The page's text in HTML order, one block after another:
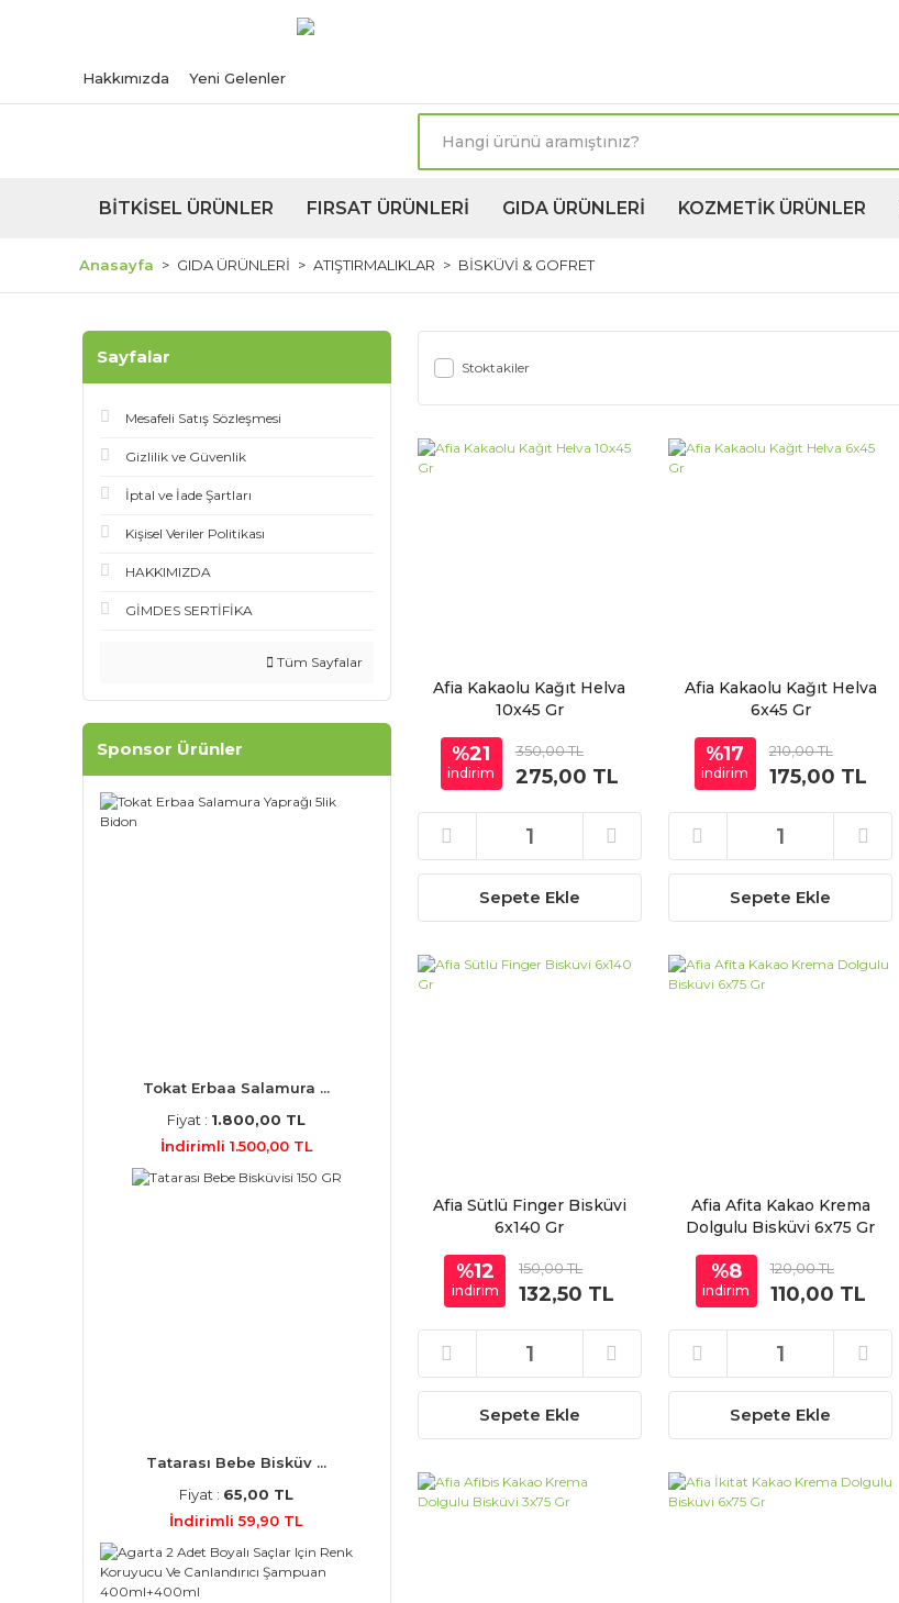
Hakkımızda Yeni Gelenler
BİTKİSEL ÜRÜNLER FIRSAT ÜRÜNLERİ GIDA ÜRÜNLERİ KOZMETİK ÜRÜNLER
Anasayfa GIDA ÜRÜNLERİ ATIŞTIRMALIKLAR BİSKÜVİ & GOFRET
Sayfalar
Mesafeli Satış Sözleşmesi
Gizlilik ve Güvenlik
İptal ve İade Şartları
Kişisel Veriler Politikası
HAKKIMIZDA
GİMDES SERTİFİKA
Tüm Sayfalar
Sponsor Ürünler
Tokat Erbaa Salamura ...
Fiyat : 1.800,00 TL
İndirimli 1.500,00 TL
Tatarası Bebe Bisküv ...
Fiyat : 65,00 TL
İndirimli 59,90 TL
Stoktakiler
Afia Kakaolu Kağıt Helva
10x45 Gr
%21
indirim
350,00 TL
275,00 TL
Sepete Ekle
Afia Kakaolu Kağıt Helva
6x45 Gr
%17
indirim
210,00 TL
175,00 TL
Sepete Ekle
Afia Sütlü Finger Bisküvi
6x140 Gr
%12
indirim
150,00 TL
132,50 TL
Sepete Ekle
Afia Afita Kakao Krema
Dolgulu Bisküvi 6x75 Gr
%8
indirim
120,00 TL
110,00 TL
Sepete Ekle